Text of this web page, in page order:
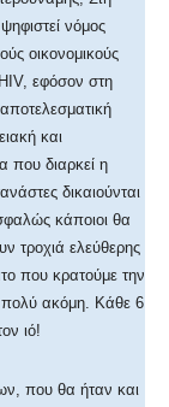
νόμος
οικονομικούς
εφόσον στη
και
που διαρκεί η
δικαιούνται
κάποιοι θα
τροχιά ελεύθερης
που κρατούμε την
ακόμη. Κάθε 6
ιό!
που θα ήταν και